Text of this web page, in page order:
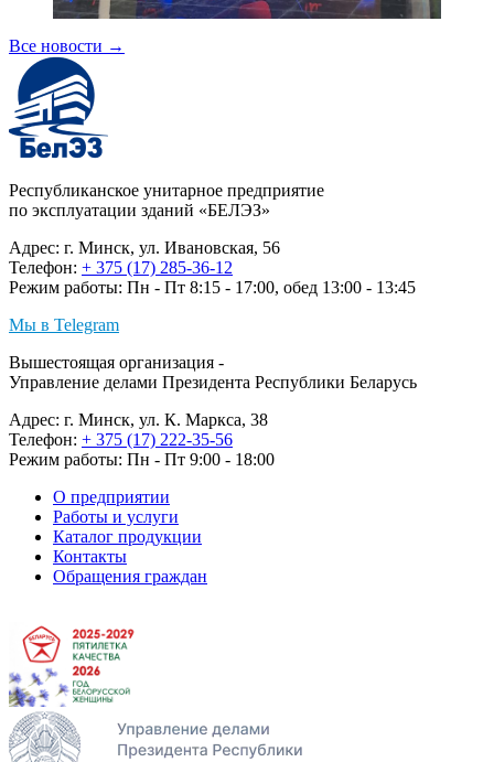
Все новости →
Республиканское унитарное предприятие
по эксплуатации зданий «БЕЛЭЗ»
Адрес: г. Минск, ул. Ивановская, 56
Телефон: + 375 (17) 285-36-12
Режим работы: Пн - Пт 8:15 - 17:00, обед 13:00 - 13:45
Мы в Telegram
Вышестоящая организация -
Управление делами Президента Республики Беларусь
Адрес: г. Минск, ул. К. Маркса, 38
Телефон: + 375 (17) 222-35-56
Режим работы: Пн - Пт 9:00 - 18:00
О предприятии
Работы и услуги
Каталог продукции
Контакты
Обращения граждан